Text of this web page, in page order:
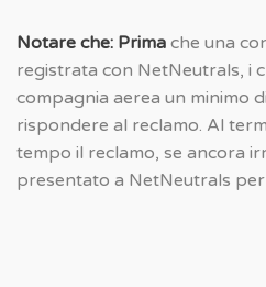
Notare che: Prima che una
registrata con NetNeutrals, i
compagnia aerea un minimo
rispondere al reclamo. Al
tempo il reclamo, se ancora
presentato a NetNeutrals per